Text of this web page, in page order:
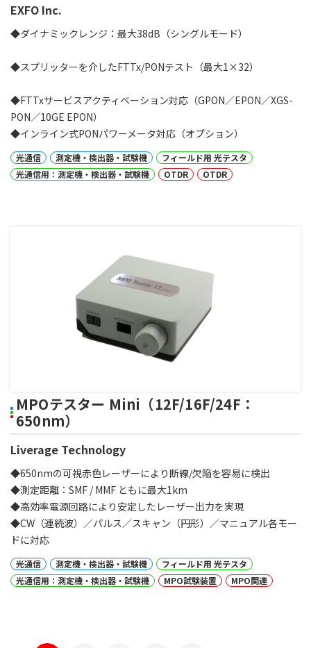
EXFO Inc.
◆ダイナミックレンジ：最大38dB（シングルモード）
◆スプリッターを介したFTTx/PONテスト（最大1×32）
◆FTTxサービスアクティベーション対応（GPON／EPON／XGS-
PON／10GE EPON）
◆インライン式PONパワーメータ対応（オプション）
光通信 測定機・検出器・試験機
フィールド用 光テスタ
光通信用：測定機・検出器・試験機
OTDR OTDR
MPOテスター Mini（12F/16F/24F：
650nm）
Liverage Technology
◆650nmの可視赤色レーザーにより断線/欠陥を容易に検出
◆測定距離：SMF / MMF ともに最大1km
◆高効率電源回路により安定したレーザー出力を実現
◆CW（連続波）／パルス／スキャン（円形）／マニュアル各モー
ドに対応
光通信 測定機・検出器・試験機
フィールド用 光テスタ
光通信用：測定機・検出器・試験機
MPO試験装置 MPO関連